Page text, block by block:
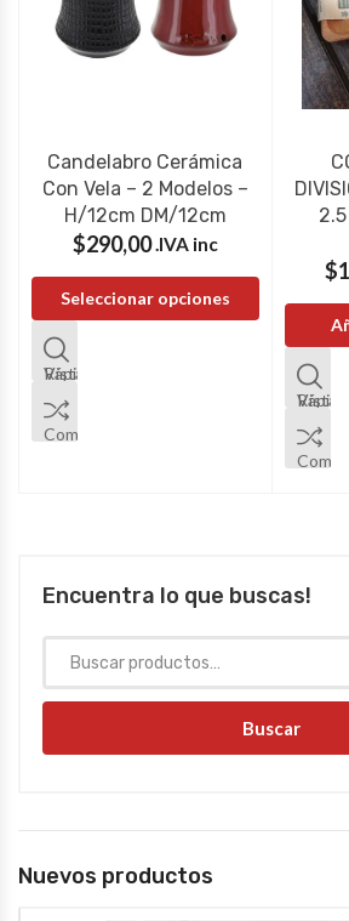
Candelabro Cerámica
Con Vela – 2 Modelos –
H/12cm DM/12cm
$290,00 IVA inc.
Seleccionar opciones
Vista Rápida
Comparar
$
Vista Rápida
Encuentra lo que buscas!
Buscar
Nuevos productos